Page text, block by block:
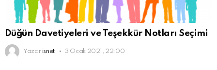
Düğün Davetiyeleri ve Teşekkür Notları Seçimi
Yazar isnet 3 Ocak 2021, 22:00